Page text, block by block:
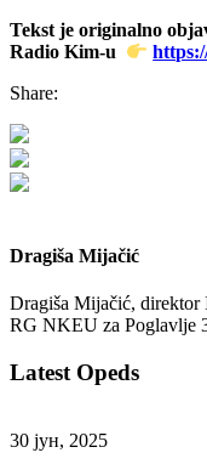
Tekst je originalno
Radio Kim-u
Share:
Dragiša Mijačić
Dragiša Mijačić,
RG NKEU za Poglavlje
Latest Opeds
30 јун, 2025